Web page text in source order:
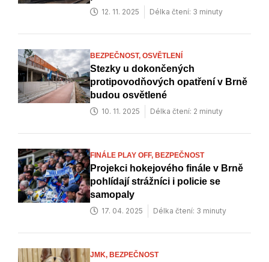
12. 11. 2025 Délka čtení: 3 minuty
BEZPEČNOST, OSVĚTLENÍ
Stezky u dokončených
protipovodňových opatření v Brně
budou osvětlené
10. 11. 2025 Délka čtení: 2 minuty
FINÁLE PLAY OFF, BEZPEČNOST
Projekci hokejového finále v Brně
pohlídají strážníci i policie se
samopaly
17. 04. 2025 Délka čtení: 3 minuty
JMK, BEZPEČNOST